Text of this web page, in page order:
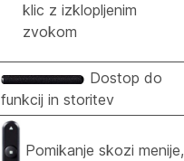
klic z izklopljenim
zvokom
Dostop do
funkcij in storitev
Pomikanje skozi menije,